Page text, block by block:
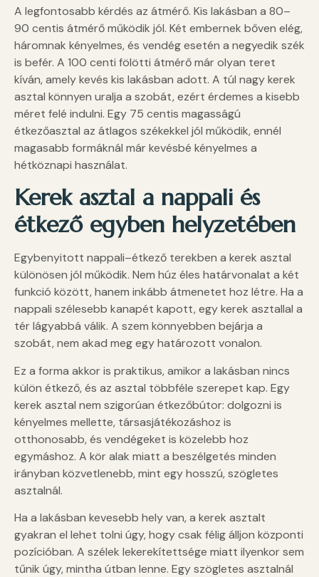
A legfontosabb kérdés az átmérő. Kis lakásban a 80–
90 centis átmérő működik jól. Két embernek bőven elég,
háromnak kényelmes, és vendég esetén a negyedik szék
is befér. A 100 centi fölötti átmérő már olyan teret
kíván, amely kevés kis lakásban adott. A túl nagy kerek
asztal könnyen uralja a szobát, ezért érdemes a kisebb
méret felé indulni. Egy 75 centis magasságú
étkezőasztal az átlagos székekkel jól működik, ennél
magasabb formáknál már kevésbé kényelmes a
hétköznapi használat.
Kerek asztal a nappali és
étkező egyben helyzetében
Egybenyitott nappali–étkező terekben a kerek asztal
különösen jól működik. Nem húz éles határvonalat a két
funkció között, hanem inkább átmenetet hoz létre. Ha a
nappali szélesebb kanapét kapott, egy kerek asztallal a
tér lágyabbá válik. A szem könnyebben bejárja a
szobát, nem akad meg egy határozott vonalon.
Ez a forma akkor is praktikus, amikor a lakásban nincs
külön étkező, és az asztal többféle szerepet kap. Egy
kerek asztal nem szigorúan étkezőbútor: dolgozni is
kényelmes mellette, társasjátékozáshoz is
otthonosabb, és vendégeket is közelebb hoz
egymáshoz. A kör alak miatt a beszélgetés minden
irányban közvetlenebb, mint egy hosszú, szögletes
asztalnál.
Ha a lakásban kevesebb hely van, a kerek asztalt
gyakran el lehet tolni úgy, hogy csak félig álljon központi
pozícióban. A szélek lekerekítettsége miatt ilyenkor sem
tűnik úgy, mintha útban lenne. Egy szögletes asztalnál